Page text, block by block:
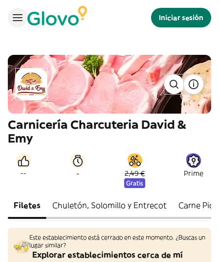
Iniciar sesión
Carnicería Charcuteria David &
Emy
-- - 2,49 €
Gratis
Prime
Filetes Chuletón, Solomillo y Entrecot Carne
Este establecimiento está cerrado en este momento. ¿Buscas un
lugar similar?
Explorar establecimientos cerca de mí